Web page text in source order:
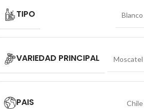
TIPO Blanco
VARIEDAD PRINCIPAL Moscatel
PAIS Chile